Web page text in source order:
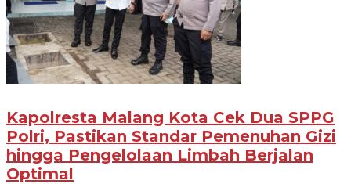
Kapolresta Malang Kota Cek Dua SPPG
Polri, Pastikan Standar Pemenuhan Gizi
hingga Pengelolaan Limbah Berjalan
Optimal